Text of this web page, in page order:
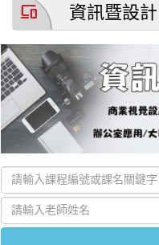
devices 資訊暨設計